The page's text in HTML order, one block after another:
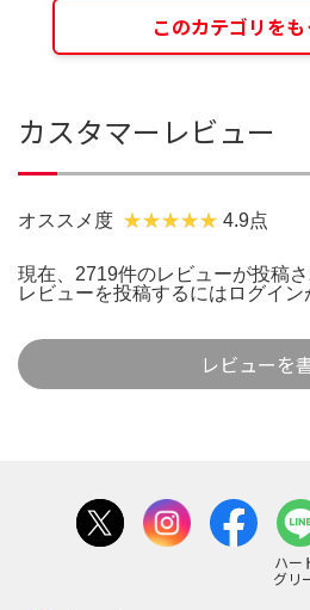
このカテゴリを
カスタマーレビュー
オススメ度 4.9点
現在、2719件のレビューが投稿さ
レビューを投稿するには ログイン
レビューを
ハー
グリ